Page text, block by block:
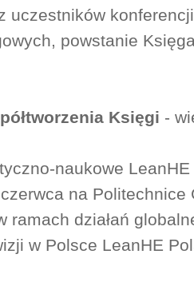
uczestników
powstanie
Księgi -
naukowe
na Politechnice
ramach działań
w Polsce LeanHE